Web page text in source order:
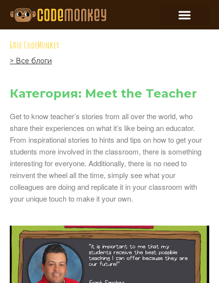
Блог CodeMonkey
> Все блоги
Категория: Meet the Teacher
Get to know teacher’s stories from all over the world, who
share their experiences on what it’s like being an educator.
From inspirational stories to hints and tips on how to get your
students more involved in the classroom, there is something
interesting for everyone. Additionally, there is no need to
reinvent the wheel all the time, simply see what your
colleagues are doing and replicate it in your classroom with
your unique touch to make it your own.